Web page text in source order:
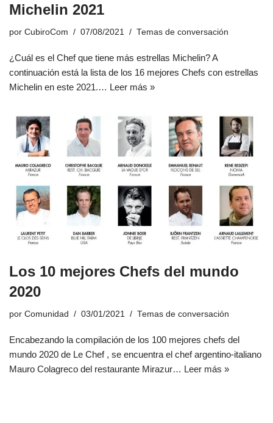
Michelin 2021
por CubiroCom 07/08/2021 Temas de conversación
¿Cuál es el Chef que tiene más estrellas Michelin? A
continuación está la lista de los 16 mejores Chefs con estrellas
Michelin en este 2021.… Leer más »
Los 10 mejores Chefs del mundo
2020
por Comunidad 03/01/2021 Temas de conversación
Encabezando la compilación de los 100 mejores chefs del
mundo 2020 de Le Chef , se encuentra el chef argentino-italiano
Mauro Colagreco del restaurante Mirazur… Leer más »